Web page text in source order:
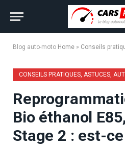
Blog auto-moto Home » Conseils
CONSEILS PRATIQUES, ASTUCES,
Bio éthanol
Stage 2 : est-